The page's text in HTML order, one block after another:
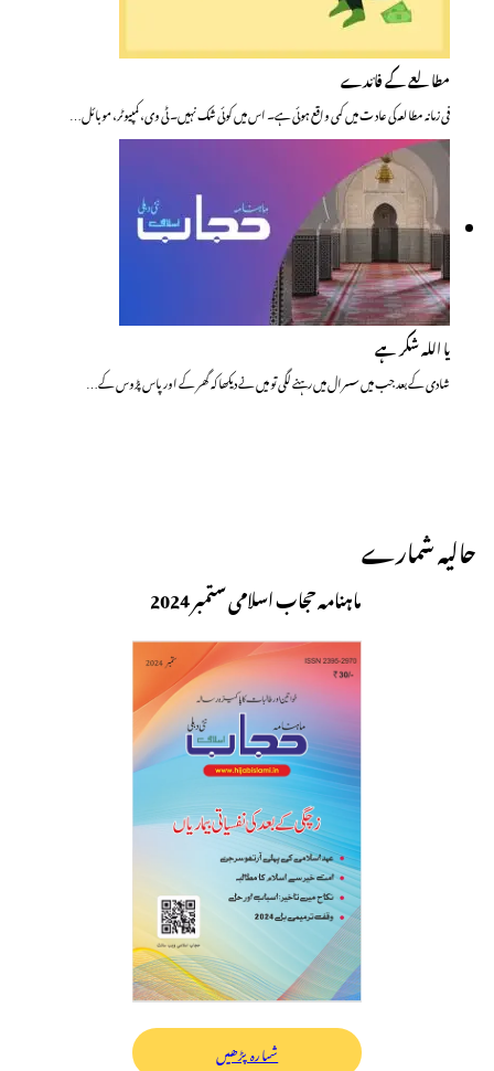
مطالعے کے فائدے
فی زمانہ مطالعہ کی عاد ت میں کمی واقع ہوئی ہے۔ اس میں کوئی شک نہیں۔ ٹی وی، کمپیوٹر، موبائل…
یا اللہ شکر ہے
شادی کے بعد جب میں سسرال میں رہنے لگی تو میں نے دیکھا کہ گھر کے اور پاس پڑوس کے…
حالیہ شمارے
ماہنامہ حجاب اسلامی ستمبر 2024
شمارہ پڑھیں